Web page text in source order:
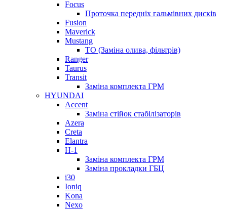
Focus
Проточка передніх гальмівних дисків
Fusion
Maverick
Mustang
ТО (Заміна олива, фільтрів)
Ranger
Taurus
Transit
Заміна комплекта ГРМ
HYUNDAI
Accent
Заміна стійок стабілізаторів
Azera
Creta
Elantra
H-1
Заміна комплекта ГРМ
Заміна прокладки ГБЦ
i30
Ioniq
Kona
Nexo